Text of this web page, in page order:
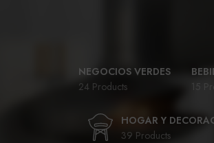
NEGOCIOS VERDES
24 Products
15
HOGAR Y
39 Products